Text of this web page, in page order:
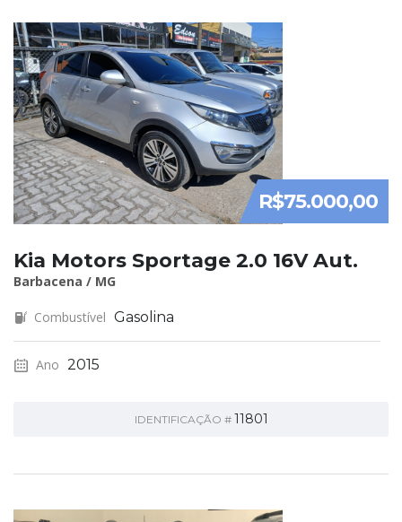
R$75.000,00
Kia Motors Sportage 2.0 16V Aut.
Barbacena / MG
Combustível Gasolina
Ano 2015
IDENTIFICAÇÃO # 11801